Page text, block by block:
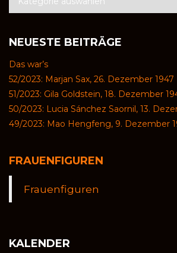
NEUESTE BEITRÄGE
Das war’s
52/2023: Marjan Sax, 26. Dezember 1947
51/2023: Gila Goldstein, 18. Dezember
50/2023: Lucia Sánchez Saornil, 13.
49/2023: Mao Hengfeng, 9. Dezember
FRAUENFIGUREN
Frauenfiguren
KALENDER